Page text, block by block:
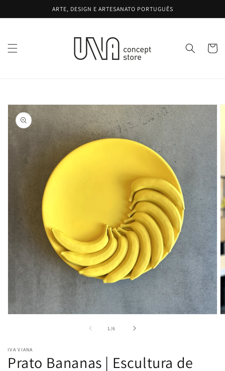
conteúdo
ARTE, DESIGN E ARTESANATO PORTUGUÊS
a
informação
do produto
em
1 /
de6
IVA VIANA
Prato Bananas | Escultura de